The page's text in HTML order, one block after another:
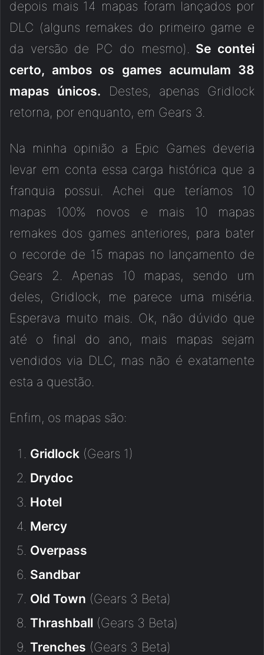
depois mais 14 mapas foram lançados por
DLC (alguns remakes do primeiro game e
da versão de PC do mesmo).
Se contei
certo, ambos os games acumulam 38
mapas únicos. Destes, apenas Gridlock
retorna, por enquanto, em Gears 3.
Na minha opinião a Epic Games deveria
levar em conta essa carga histórica que a
franquia possui. Achei que teríamos 10
mapas 100% novos e mais 10 mapas
remakes dos games anteriores, para bater
o recorde de 15 mapas no lançamento de
Gears 2. Apenas 10 mapas, sendo um
deles, Gridlock, me parece uma miséria.
Esperava muito mais. Ok, não dúvido que
até o final do ano, mais mapas sejam
vendidos via DLC, mas não é exatamente
esta a questão.
Enfim, os mapas são:
Gridlock (Gears 1)
Drydoc
Hotel
Mercy
Overpass
Sandbar
Old Town (Gears 3 Beta)
Thrashball (Gears 3 Beta)
Trenches (Gears 3 Beta)